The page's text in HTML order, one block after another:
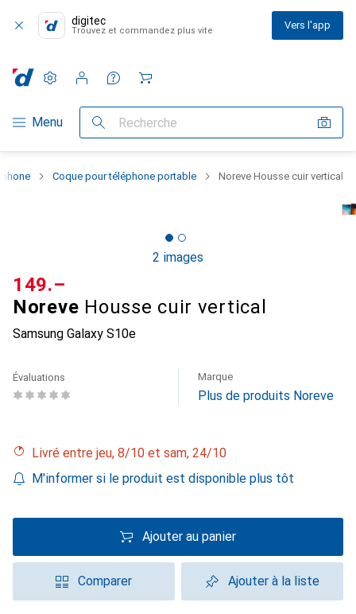
digitec
Trouvez et commandez plus vite Vers l'app
Navigation par catégorie
Menu Recherche
Paramètres
Compte client
Listes de comparaison
Listes d'envies
Panier
Coque pour téléphone portable Noreve Housse cuir vertical
2 images
Noreve Housse cuir vertical
Samsung Galaxy S10e
CHF
149.–
Évaluations Marque
Plus de produits Noreve
Livré entre jeu, 8/10 et sam, 24/10
M'informer si le produit est disponible plus tôt
Ajouter au panier
Comparer Ajouter à la liste